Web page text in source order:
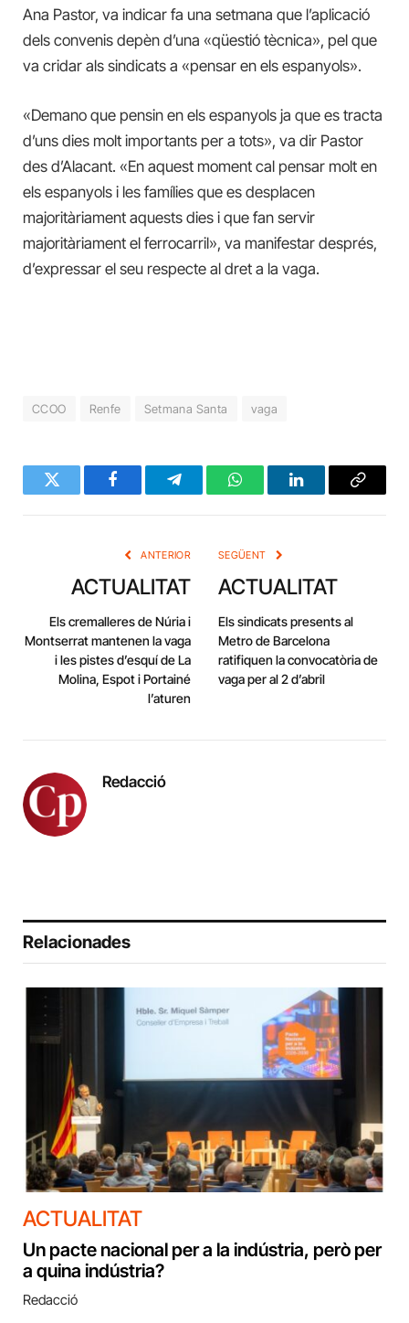
Ana Pastor, va indicar fa una setmana que l’aplicació
dels convenis depèn d’una «qüestió tècnica», pel que
va cridar als sindicats a «pensar en els espanyols».
«Demano que pensin en els espanyols ja que es tracta
d’uns dies molt importants per a tots», va dir Pastor
des d’Alacant. «En aquest moment cal pensar molt en
els espanyols i les famílies que es desplacen
majoritàriament aquests dies i que fan servir
majoritàriament el ferrocarril», va manifestar després,
d’expressar el seu respecte al dret a la vaga.
CCOO Renfe Setmana Santa vaga
Twitter FacebookTelegramWhatsAppLinkedInCopy
ANTERIOR
ACTUALITAT
Els cremalleres de Núria i
Montserrat mantenen la vaga
i les pistes d’esquí de La
Molina, Espot i Portainé
l’aturen
SEGÜENT
ACTUALITAT
Els sindicats presents al
Metro de Barcelona
ratifiquen la convocatòria de
vaga per al 2 d’abril
Redacció
Relacionades
ACTUALITAT
Un pacte nacional per a la indústria, però per
a quina indústria?
Redacció